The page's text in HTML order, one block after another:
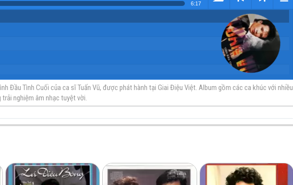
6:17
Tải < Kho
trực
>
chất
Kho
miễn
Đầu Tình Cuối của ca sĩ Tuấn Vũ, được phát hành tại Giai Điệu Việt. Album gồm các ca khúc với nhiều
nghiệm âm nhạc tuyệt vời.